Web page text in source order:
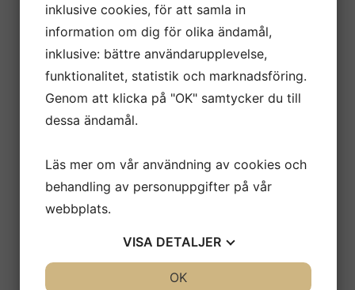
inklusive cookies, för att samla in
information om dig för olika ändamål,
inklusive: bättre användarupplevelse,
funktionalitet, statistik och marknadsföring.
Genom att klicka på "OK" samtycker du till
dessa ändamål.
Läs mer om vår användning av cookies och
behandling av personuppgifter på vår
webbplats.
VISA DETALJER
OK